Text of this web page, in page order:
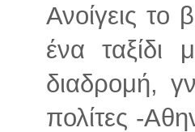
Ανοίγεις το
ένα ταξίδι
διαδρομή,
πολίτες -